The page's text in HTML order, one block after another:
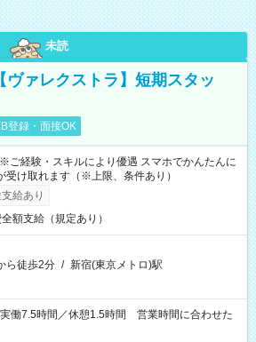
未読
ヴァレクストラ】短期スタッ
登録・面接OK
経験・スキルにより優遇 スマホでかんたんに
受け取れます（※上限、条件あり）
給あり
額支給（規定あり）
ら徒歩2分 / 新宿(東京メトロ)駅